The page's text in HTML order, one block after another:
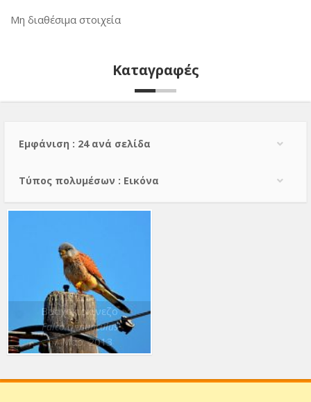
Μη διαθέσιμα στοιχεία
Καταγραφές
Εμφάνιση : 24 ανά σελίδα
Τύπος πολυμέσων : Εικόνα
Βραχοκιρκίνεζο
Falco tinnunculus
17 Μαρ. 2013